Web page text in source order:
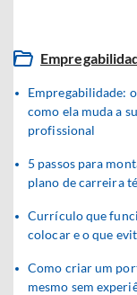
Empregabilidade:
como ela muda a
profissional
5 passos para
plano de carreira
Currículo que
colocar e o que
Como criar um
mesmo sem